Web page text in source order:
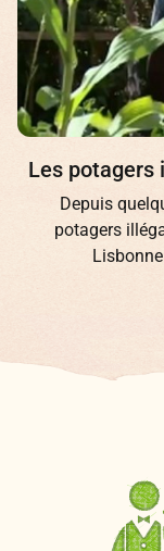
Les potagers
Depuis
potagers